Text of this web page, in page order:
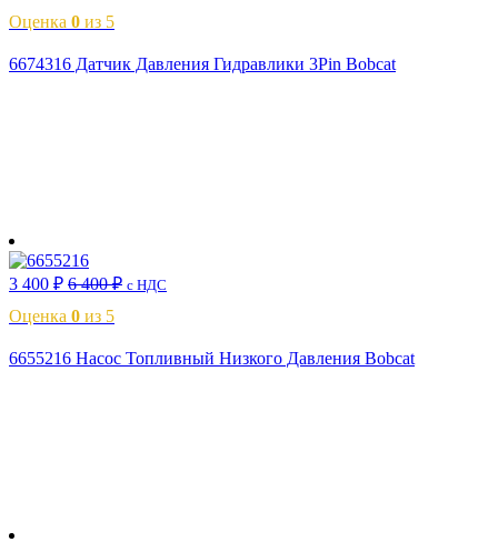
Оценка 0 из 5
6674316 Датчик Давления Гидравлики 3Pin Bobcat
3 400 ₽ 6 400₽ с НДС
Оценка 0 из 5
6655216 Насос Топливный Низкого Давления Bobcat